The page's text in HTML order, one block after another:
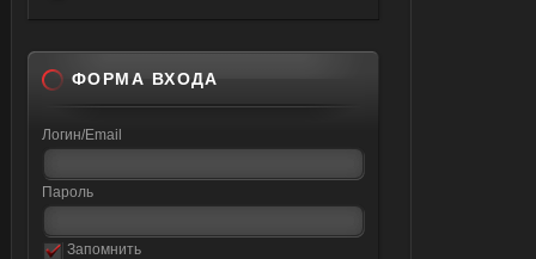
ФОРМА ВХОДА
Логин/Email
Пароль
Запомнить